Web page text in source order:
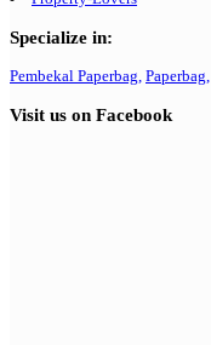
Specialize in:
Pembekal Paperbag, Paperbag,
Visit us on Facebook